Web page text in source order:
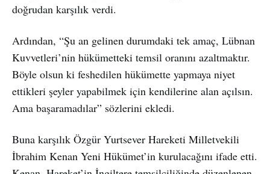
doğrudan karşılık verdi.
Ardından, “Şu an gelinen durumdaki tek amaç, Lübnan
Kuvvetleri’nin hükümetteki temsil oranını azaltmaktır.
Böyle olsun ki feshedilen hükümette yapmaya niyet
ettikleri şeyler yapabilmek için kendilerine alan açılsın.
Ama başaramadılar” sözlerini ekledi.
Buna karşılık Özgür Yurtsever Hareketi Milletvekili
İbrahim Kenan Yeni Hükümet’in kurulacağını ifade etti.